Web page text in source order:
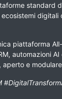
standard
digitali
piattaforma
automazioni AI
e